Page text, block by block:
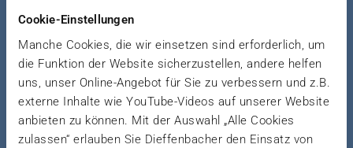
Cookie-Einstellungen
Manche Cookies, die wir einsetzen sind erforderlich, um
die Funktion der Website sicherzustellen, andere helfen
uns, unser Online-Angebot für Sie zu verbessern und z.B.
externe Inhalte wie YouTube-Videos auf unserer Website
anbieten zu können. Mit der Auswahl „Alle Cookies
zulassen“ erlauben Sie Dieffenbacher den Einsatz von
WANT TO READMOVED
ONLINE AND ACCESS
EXCLUSIVE CONTENT LIKE
VIDEOS, PICTURE